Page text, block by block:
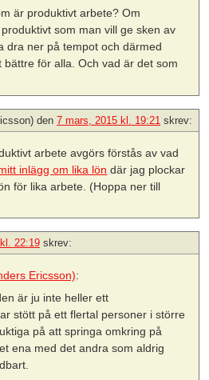
är produktivt arbete? Om
som man vill ge sken av
dra ner på tempot och därmed
bättre för alla. Och vad är det som
den 7 mars, 2015 kl. 19:21 skrev:
arbete avgörs förstås av vad
inlägg om lika lön där jag plockar
för lika arbete. (Hoppa ner till
22:19 skrev:
Ericsson):
är ju inte heller ett
stött på ett flertal personer i större
på att springa omkring på
ena med det andra som aldrig